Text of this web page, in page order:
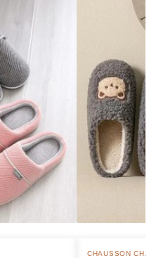
CHAUSSON